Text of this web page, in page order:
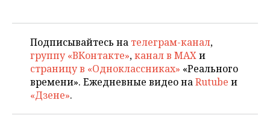
Подписывайтесь на телеграм-канал,
группу «ВКонтакте»,канал в MAXи
страницу в «Одноклассниках» «Реального
времени». Ежедневные видео наRutube и
«Дзене».